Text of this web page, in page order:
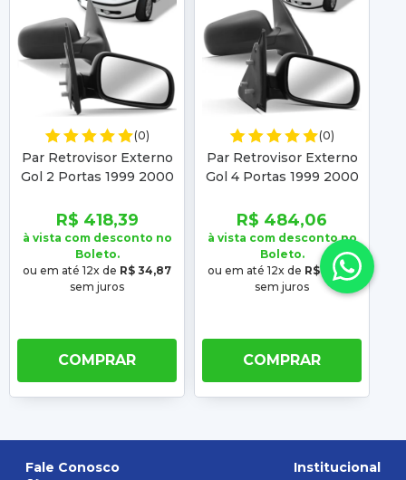
(0)
Par Retrovisor Externo
Gol 2 Portas 1999 2000
Fixo
R$ 418,39
à vista com desconto no
Boleto.
ou em até 12x de R$ 34,87
sem juros
COMPRAR
(0)
Par Retrovisor Externo
Gol 4 Portas 1999 2000
Fixo
R$ 484,06
à vista com desconto no
Boleto.
ou em até 12x de R$ 40,34
sem juros
COMPRAR
Fale Conosco Institucional